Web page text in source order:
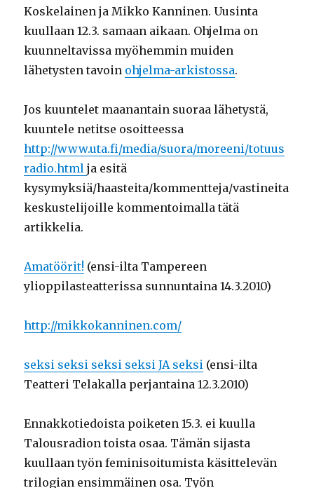
Koskelainen ja Mikko Kanninen. Uusinta
kuullaan 12.3. samaan aikaan. Ohjelma on
kuunneltavissa myöhemmin muiden
lähetysten tavoin ohjelma-arkistossa.
Jos kuuntelet maanantain suoraa lähetystä,
kuuntele netitse osoitteessa
http://www.uta.fi/media/suora/moreeni/totuus
radio.htmlja esitä
kysymyksiä/haasteita/kommentteja/vastineita
keskustelijoille kommentoimalla tätä
artikkelia.
Amatöörit! (ensi-ilta Tampereen
ylioppilasteatterissa sunnuntaina 14.3.2010)
http://mikkokanninen.com/
seksi seksi seksi seksi JA seksi (ensi-ilta
Teatteri Telakalla perjantaina 12.3.2010)
Ennakkotiedoista poiketen 15.3. ei kuulla
Talousradion toista osaa. Tämän sijasta
kuullaan työn feminisoitumista käsittelevän
trilogian ensimmäinen osa. Työn